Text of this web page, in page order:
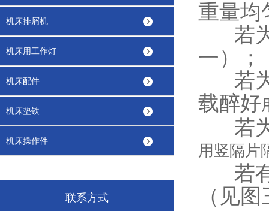
机床排屑机
机床用工作灯
机床配件
机床垫铁
机床操作件
联系方式
重量均
若为
一）；
若为
载醉好
若为
用竖隔片
若有
（见